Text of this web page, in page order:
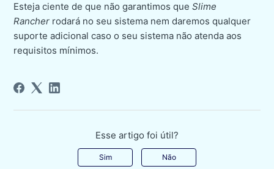
Esteja ciente de que não garantimos queSlime
Rancher rodará no seu sistema nem daremos qualquer
suporte adicional caso o seu sistema não atenda aos
requisitos mínimos.
Esse artigo foi útil?
Sim Não